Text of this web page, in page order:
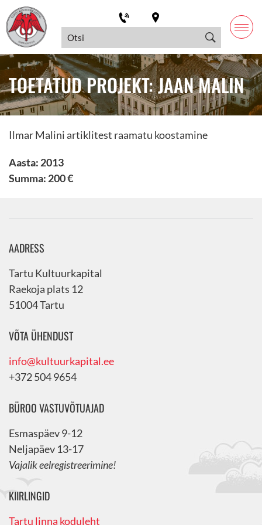
TOETATUD PROJEKT: JAAN MALIN
Ilmar Malini artiklitest raamatu koostamine
Aasta: 2013
Summa: 200 €
AADRESS
Tartu Kultuurkapital
Raekoja plats 12
51004 Tartu
VÕTA ÜHENDUST
info@kultuurkapital.ee
+372 504 9654
BÜROO VASTUVÕTUAJAD
Esmaspäev 9-12
Neljapäev 13-17
Vajalik eelregistreerimine!
KIIRLINGID
Tartu linna koduleht